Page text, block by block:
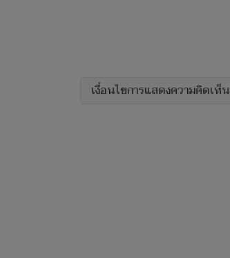
เงื่อนไขการแสดงความคิดเห็น